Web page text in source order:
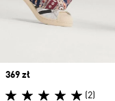
Price
369 zł
(2)